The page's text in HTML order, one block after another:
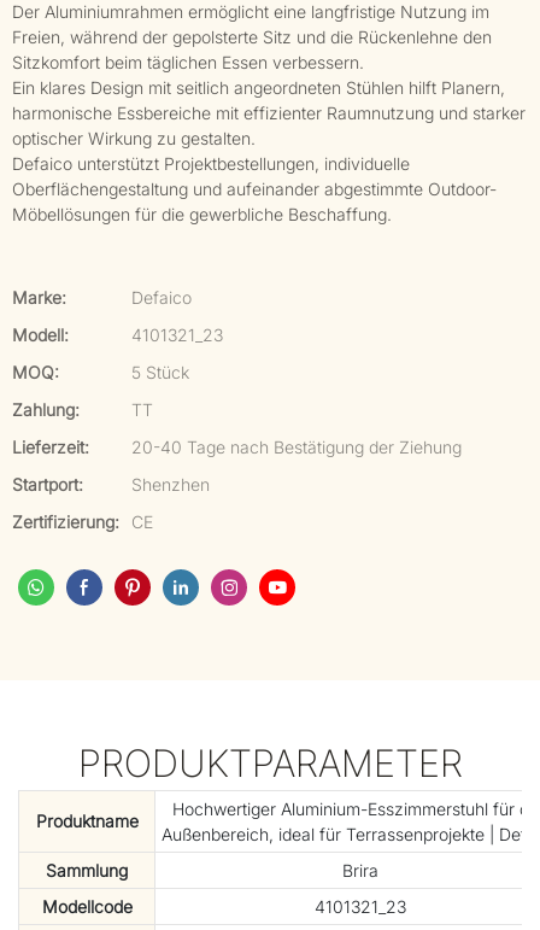
Der Aluminiumrahmen ermöglicht eine langfristige Nutzung im
Freien, während der gepolsterte Sitz und die Rückenlehne den
Sitzkomfort beim täglichen Essen verbessern.
Ein klares Design mit seitlich angeordneten Stühlen hilft Planern,
harmonische Essbereiche mit effizienter Raumnutzung und starker
optischer Wirkung zu gestalten.
Defaico unterstützt Projektbestellungen, individuelle
Oberflächengestaltung und aufeinander abgestimmte Outdoor-
Möbellösungen für die gewerbliche Beschaffung.
Marke:
Defaico
Modell:
4101321_23
MOQ:
5 Stück
Zahlung:
TT
Lieferzeit:
20-40 Tage nach Bestätigung der Ziehung
Startport:
Shenzhen
Zertifizierung:
CE
PRODUKTPARAMETER
Produktname
Hochwertiger Aluminium-Esszimmerstuhl für
Außenbereich, ideal für Terrassenprojekte |
Sammlung
Brira
Modellcode
4101321_23